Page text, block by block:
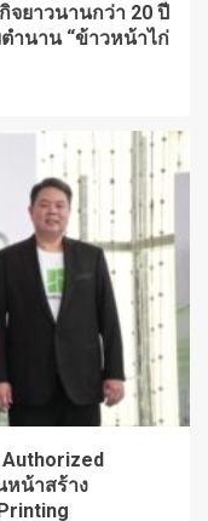
จยาวนานกว่า 20 ปี
ำนาน “ข้าวหน้าไก่
Authorized
หน้าสร้าง